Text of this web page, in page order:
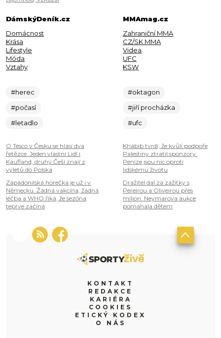
DámskýDeník.cz
Domácnost
Krása
Lifestyle
Móda
Vztahy
#herec
#počasí
#letadlo
O Tesco v Česku se hlásí dva
řetězce. Jeden vlastní Lidl i
Kaufland, druhý Češi znají z
výletů do Polska
Západonilská horečka je už i v
Německu. Žádná vakcína, žádná
léčba a WHO říká, že sezóna
teprve začíná
MMAmag.cz
Zahraniční MMA
CZ/SK MMA
Videa
UFC
KSW
#oktagon
#jiří procházka
#ufc
Khabib tvrdí, že kvůli podpoře
Palestiny ztratil sponzory.
Peníze jsou nic oproti
lidskému životu
Dražitel dal za zážitky s
Pereirou a Oliveirou přes
milion. Neymarova aukce
pomáhala dětem
KONTAKT
REDAKCE
KARIÉRA
COOKIES
ETICKÝ KODEX
O NÁS